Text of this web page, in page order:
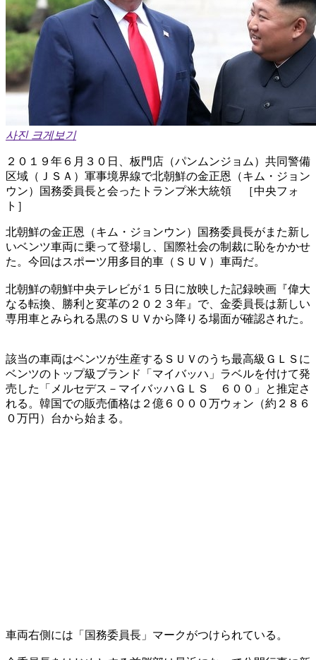
사진 크게보기
２０１９年６月３０日、板門店（パンムンジョム）共同警備
区域（ＪＳＡ）軍事境界線で北朝鮮の金正恩（キム・ジョン
ウン）国務委員長と会ったトランプ米大統領 ［中央フォ
ト］
北朝鮮の金正恩（キム・ジョンウン）国務委員長がまた新し
いベンツ車両に乗って登場し、国際社会の制裁に恥をかかせ
た。今回はスポーツ用多目的車（ＳＵＶ）車両だ。
北朝鮮の朝鮮中央テレビが１５日に放映した記録映画『偉大
なる転換、勝利と変革の２０２３年』で、金委員長は新しい
専用車とみられる黒のＳＵＶから降りる場面が確認された。
該当の車両はベンツが生産するＳＵＶのうち最高級ＧＬＳに
ベンツのトップ級ブランド「マイバッハ」ラベルを付けて発
売した「メルセデス－マイバッハＧＬＳ ６００」と推定さ
れる。韓国での販売価格は２億６０００万ウォン（約２８６
０万円）台から始まる。
車両右側には「国務委員長」マークがつけられている。